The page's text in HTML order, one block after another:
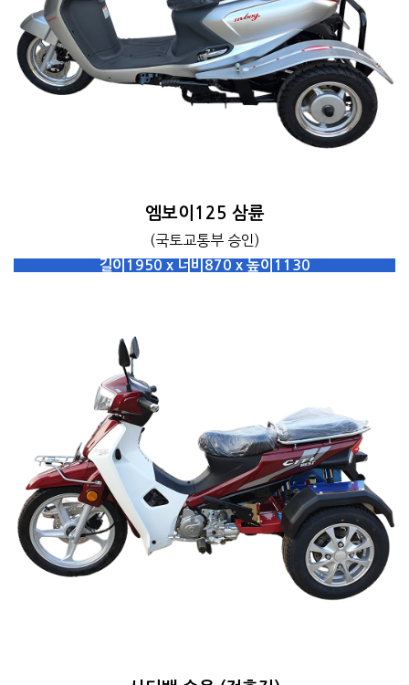
엠보이125 삼륜
(국토교통부 승인)
길이1950 x 너비870 x 높이1130